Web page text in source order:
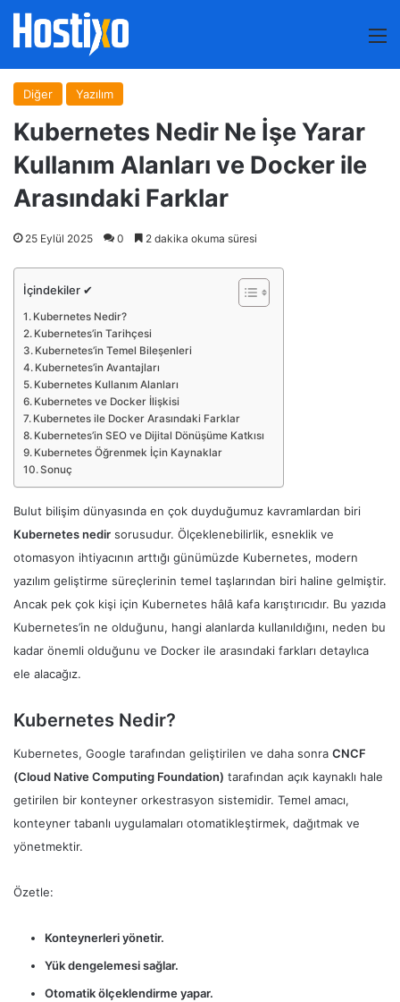
Diğer Yazılım
Kubernetes Nedir Ne İşe Yarar
Kullanım Alanları ve Docker ile
Arasındaki Farklar
25 Eylül 2025 0 2 dakika okuma süresi
İçindekiler ✔
Kubernetes Nedir?
Kubernetes’in Tarihçesi
Kubernetes’in Temel Bileşenleri
Kubernetes’in Avantajları
Kubernetes Kullanım Alanları
Kubernetes ve Docker İlişkisi
Kubernetes ile Docker Arasındaki Farklar
Kubernetes’in SEO ve Dijital Dönüşüme Katkısı
Kubernetes Öğrenmek İçin Kaynaklar
Sonuç
Bulut bilişim dünyasında en çok duyduğumuz kavramlardan biri
Kubernetes nedir sorusudur. Ölçeklenebilirlik, esneklik ve
otomasyon ihtiyacının arttığı günümüzde Kubernetes, modern
yazılım geliştirme süreçlerinin temel taşlarından biri haline gelmiştir.
Ancak pek çok kişi için Kubernetes hâlâ kafa karıştırıcıdır. Bu yazıda
Kubernetes’in ne olduğunu, hangi alanlarda kullanıldığını, neden bu
kadar önemli olduğunu ve Docker ile arasındaki farkları detaylıca
ele alacağız.
Kubernetes Nedir?
Kubernetes, Google tarafından geliştirilen ve daha sonra CNCF
(Cloud Native Computing Foundation) tarafından açık kaynaklı hale
getirilen bir konteyner orkestrasyon sistemidir. Temel amacı,
konteyner tabanlı uygulamaları otomatikleştirmek, dağıtmak ve
yönetmektir.
Özetle:
Konteynerleri yönetir.
Yük dengelemesi sağlar.
Otomatik ölçeklendirme yapar.